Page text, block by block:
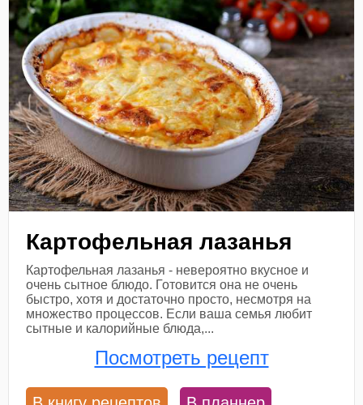
Картофельная лазанья
Картофельная лазанья - невероятно вкусное и
очень сытное блюдо. Готовится она не очень
быстро, хотя и достаточно просто, несмотря на
множество процессов. Если ваша семья любит
сытные и калорийные блюда,...
Посмотреть рецепт